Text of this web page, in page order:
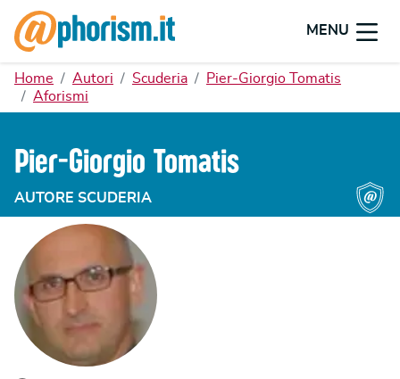
MENU
Home Autori Scuderia
Pier-Giorgio Tomatis
Aforismi
Pier-Giorgio Tomatis
AUTORE SCUDERIA